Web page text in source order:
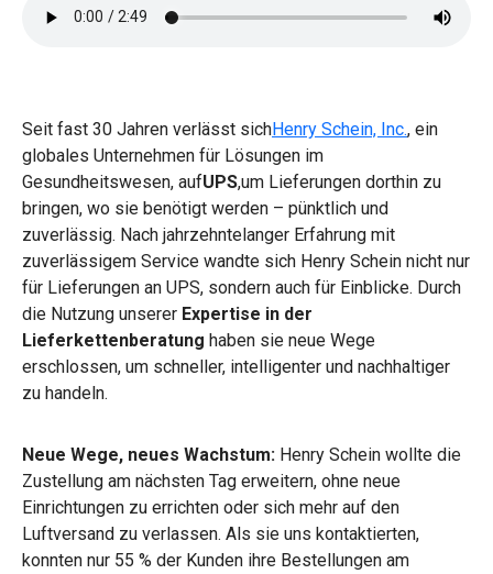
Seit fast 30 Jahren verlässt sichHenry Schein, Inc., ein
globales Unternehmen für Lösungen im
Gesundheitswesen, aufUPS,um Lieferungen dorthin zu
bringen, wo sie benötigt werden – pünktlich und
zuverlässig. Nach jahrzehntelanger Erfahrung mit
zuverlässigem Service wandte sich Henry Schein nicht nur
für Lieferungen an UPS, sondern auch für Einblicke. Durch
die Nutzung unserer Expertise in der
Lieferkettenberatung haben sie neue Wege
erschlossen, um schneller, intelligenter und nachhaltiger
zu handeln.
Neue Wege, neues Wachstum: Henry Schein wollte die
Zustellung am nächsten Tag erweitern, ohne neue
Einrichtungen zu errichten oder sich mehr auf den
Luftversand zu verlassen. Als sie uns kontaktierten,
konnten nur 55 % der Kunden ihre Bestellungen am